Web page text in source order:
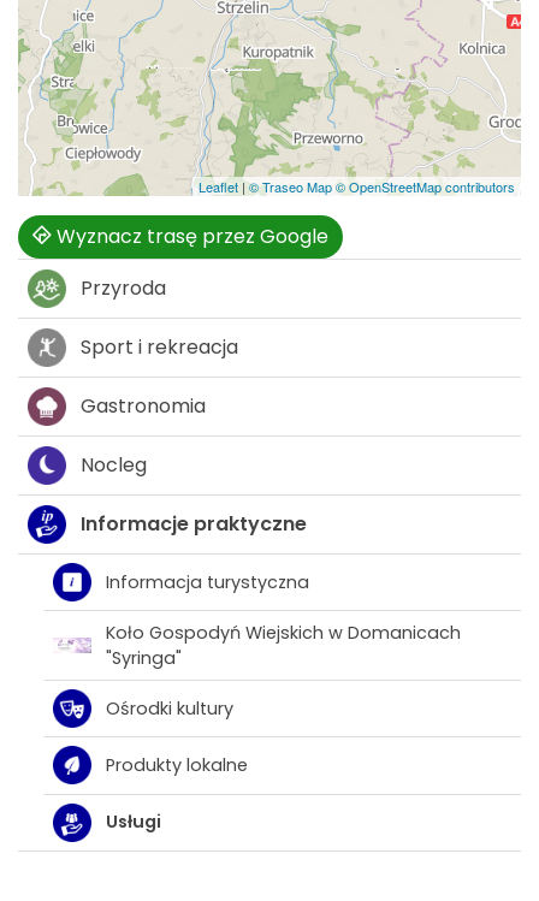
Leaflet |© Traseo Map© OpenStreetMap contributors
Wyznacz trasę przez Google
Przyroda
Sport i rekreacja
Gastronomia
Nocleg
Informacje praktyczne
Informacja turystyczna
Koło Gospodyń Wiejskich w Domanicach
"Syringa"
Ośrodki kultury
Produkty lokalne
Usługi